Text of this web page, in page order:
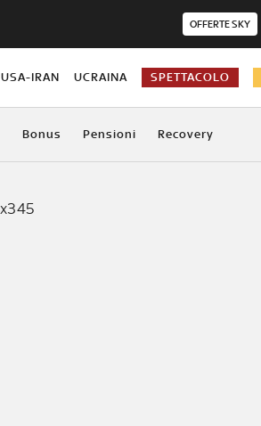
OFFERTE SKY
USA-IRAN UCRAINA SPETTACOLO
Bonus Pensioni Recovery